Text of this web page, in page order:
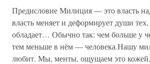
Предисловие Милиция — это власть
власть меняет и деформирует души
обладает… Обычно так: чем больше у
тем меньше в нём — человека.Нашу
любит. Мы, менты, ощущаем это